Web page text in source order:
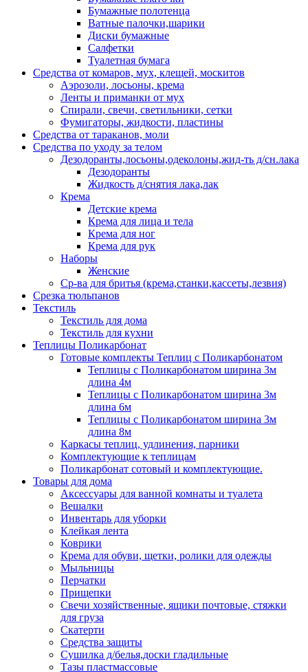
Бумажные полотенца
Ватные палочки,шарики
Диски бумажные
Салфетки
Туалетная бумага
Средства от комаров, мух, клещей, москитов
Аэрозоли, лосьоны, крема
Ленты и приманки от мух
Спирали, свечи, светильники, сетки
Фумигаторы, жидкости, пластины
Средства от тараканов, моли
Средства по уходу за телом
Дезодоранты,лосьоны,одеколоны,жид-ть д/сн.лака
Дезодоранты
Жидкость д/снятия лака,лак
Крема
Детские крема
Крема для лица и тела
Крема для ног
Крема для рук
Наборы
Женские
Ср-ва для бритья (крема,станки,кассеты,лезвия)
Срезка тюльпанов
Текстиль
Текстиль для дома
Текстиль для кухни
Теплицы Поликарбонат
Готовые комплекты Теплиц с Поликарбонатом
Теплицы с Поликарбонатом ширина 3м
длина 4м
Теплицы с Поликарбонатом ширина 3м
длина 6м
Теплицы с Поликарбонатом ширина 3м
длина 8м
Каркасы теплиц, удлинения, парники
Комплектующие к теплицам
Поликарбонат сотовый и комплектующие.
Товары для дома
Аксессуары для ванной комнаты и туалета
Вешалки
Инвентарь для уборки
Клейкая лента
Коврики
Крема для обуви, щетки, ролики для одежды
Мыльницы
Перчатки
Прищепки
Свечи хозяйственные, ящики почтовые, стяжки
для груза
Скатерти
Средства защиты
Сушилка д/белья,доски гладильные
Тазы пластмассовые